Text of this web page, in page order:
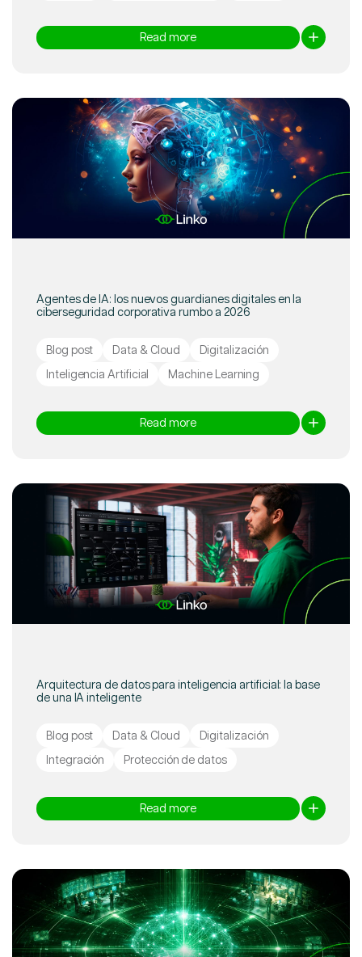
Read more
Agentes de IA: los nuevos guardianes digitales en la
ciberseguridad corporativa rumbo a 2026
Blog post Data & Cloud
Digitalización
Inteligencia Artificial
Machine Learning
Read more
Arquitectura de datos para inteligencia artificial: la base
de una IA inteligente
Blog post Data & Cloud
Digitalización
Integración
Protección de datos
Read more